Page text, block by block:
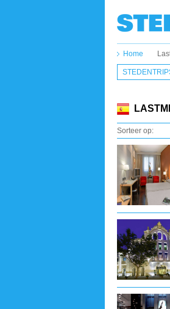
Home
Sorteer op: